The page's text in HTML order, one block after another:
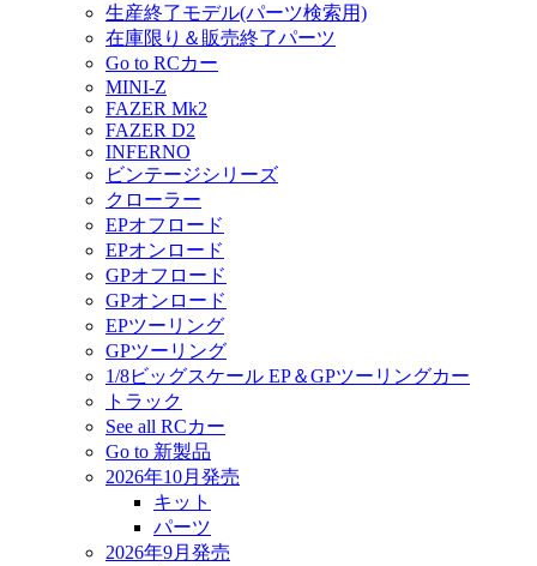
生産終了モデル(パーツ検索用)
在庫限り＆販売終了パーツ
Go to RCカー
MINI-Z
FAZER Mk2
FAZER D2
INFERNO
ビンテージシリーズ
クローラー
EPオフロード
EPオンロード
GPオフロード
GPオンロード
EPツーリング
GPツーリング
1/8ビッグスケール EP＆GPツーリングカー
トラック
See all RCカー
Go to 新製品
2026年10月発売
キット
パーツ
2026年9月発売